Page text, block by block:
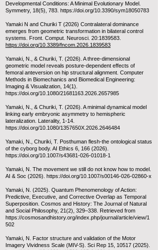
Developmental Conditions: A Minimal Evolutionary Model.
Symmetry, 18(5), 783. https://doi.org/10.3390/sym18050783
Yamaki N and Churiki T (2026) Contralateral dominance
emerges from geometric transformation in bilateral control
systems. Front. Comput. Neurosci. 20:1839583
https://doi.org/10.3389/fncom.2026.1839583
Yamaki, N., & Churiki, T. (2026). A three-dimensional
geometric model reveals posture-dependent effects of
femoral anteversion on hip structural alignment. Computer
Methods in Biomechanics and Biomedical Engineering:
Imaging & Visualization, 14(1).
https://doi.org/10.1080/21681163.2026.2657985
Yamaki, N., & Churiki, T. (2026). A minimal dynamical model
linking early embryonic asymmetry to hemispheric
lateralization. Laterality, 1-14.
https://doi.org/10.1080/1357650X.2026.2646484
Yamaki, N., Churiki, T. Posthuman flesh-the ontological status
of the cyborg body. AI Ethics 6, 166 (2026)
https://doi.org/10.1007/s43681-026-01018-1
Yamaki, N. The movement we still do not know how to model.
AI & Soc (2026). https://doi.org/10.1007/s00146-026-02860-x
Yamaki, N. (2025). Quantum Phenomenology of Action:
Predictive, Executive, and Corrective Overlap as Temporal
Superposition. Cosmos and History: The Journal of Natural
and Social Philosophy, 21(2), 329–338. Retrieved from
https://cosmosandhistory.org/index.php/journal/article/view/1
502
Yamaki, N. Factor structure and validation of the Motor
Imagery Vividness Scale (MIV-S). Sci Rep 15, 10517 (2025)